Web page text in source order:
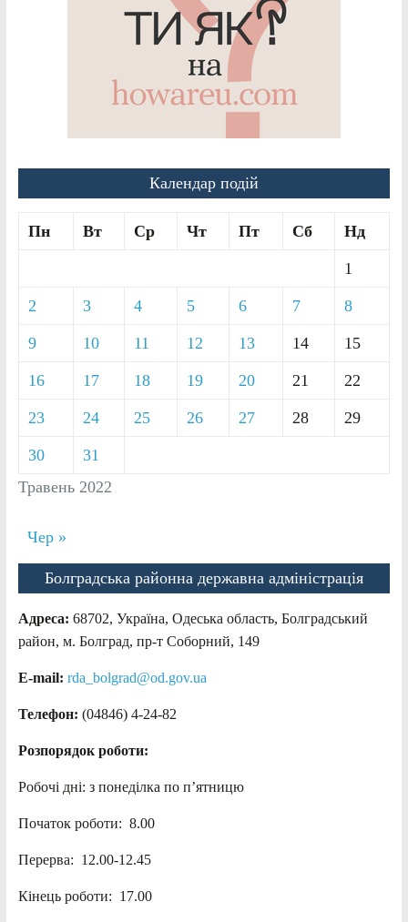
Календар подій
Травень 2022
Пн Вт Ср Чт Пт Сб Нд
1
2 3 4 5 6 7 8
9 10 11 12 13 14 15
16 17 18 19 20 21 22
23 24 25 26 27 28 29
30 31
Чер »
Болградська районна державна адміністрація
Адреса: 68702, Україна, Одеська область, Болградський
район, м. Болград, пр-т Соборний, 149
E-mail: rda_bolgrad@od.gov.ua
Телефон: (04846) 4-24-82
Розпорядок роботи:
Робочі дні: з понеділка по п’ятницю
Початок роботи: 8.00
Перерва: 12.00-12.45
Кінець роботи: 17.00